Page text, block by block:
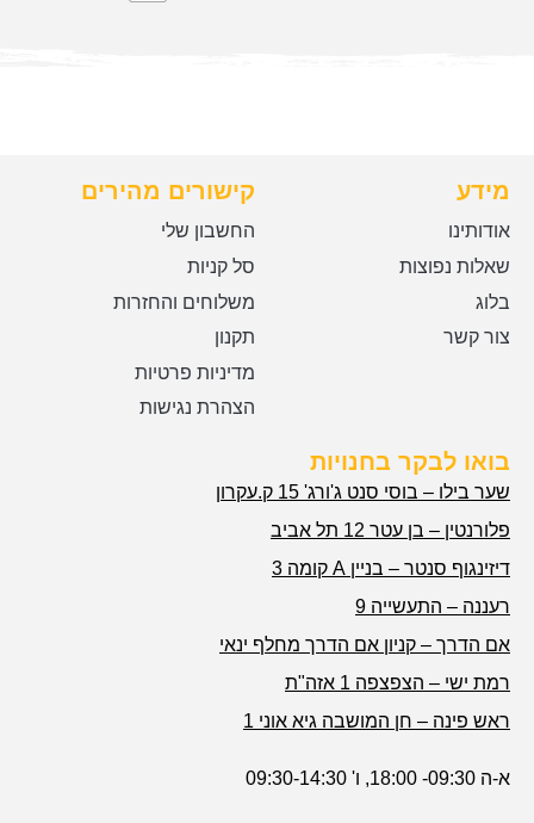
מידע
אודותינו
שאלות נפוצות
בלוג
צור קשר
קישורים מהירים
החשבון שלי
סל קניות
משלוחים והחזרות
תקנון
מדיניות פרטיות
הצהרת נגישות
בואו לבקר בחנויות
שער בילו – בוסי סנט ג'ורג' 15 ק.עקרון
פלורנטין – בן עטר 12 תל אביב
דיזינגוף סנטר – בניין A קומה 3
רעננה – התעשייה 9
אם הדרך – קניון אם הדרך מחלף ינאי
רמת ישי – הצפצפה 1 אזה"ת
ראש פינה – חן המושבה גיא אוני 1
א-ה 09:30- 18:00, ו' 09:30-14:30